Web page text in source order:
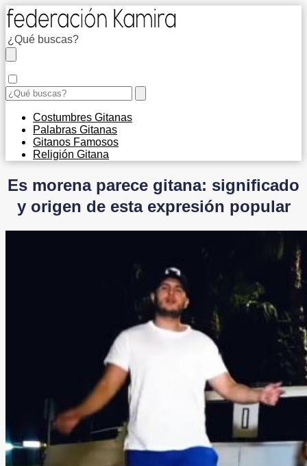
Costumbres Gitanas
Palabras Gitanas
Gitanos Famosos
Religión Gitana
Es morena parece gitana: significado
y origen de esta expresión popular